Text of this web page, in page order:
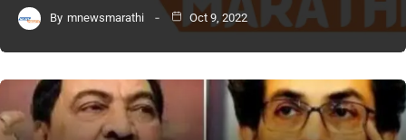
By mnewsmarathi Oct 9, 2022